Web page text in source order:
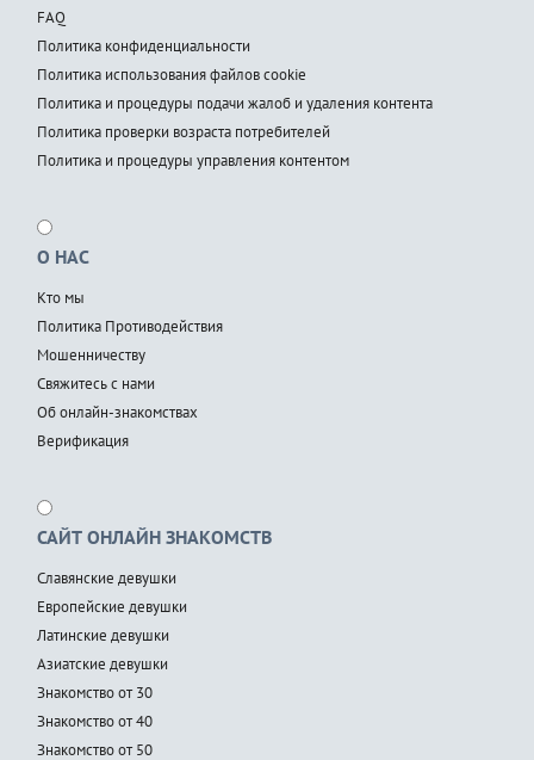
FAQ
Политика конфиденциальности
Политика использования файлов cookie
Политика и процедуры подачи жалоб и удаления контента
Политика проверки возраста потребителей
Политика и процедуры управления контентом
О НАС
Кто мы
Политика Противодействия
Мошенничеству
Свяжитесь с нами
Об онлайн-знакомствах
Верификация
САЙТ ОНЛАЙН ЗНАКОМСТВ
Славянские девушки
Европейские девушки
Латинские девушки
Азиатские девушки
Знакомство от 30
Знакомство от 40
Знакомство от 50